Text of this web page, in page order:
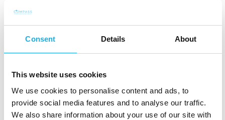
Consent Details About
This website uses cookies
We use cookies to personalise content and ads, to
provide social media features and to analyse our traffic.
We also share information about your use of our site with